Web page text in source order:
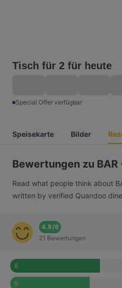
Tisch für 2 für heute
Special Offer verfügbar
Speisekarte Bilder
Bewertungen zu BAR
Read what people think about
written by verified Quandoo
4.9/6
21 Bewertungen
6
5